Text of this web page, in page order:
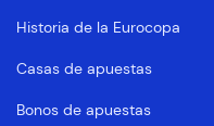
Historia de la Eurocopa
Casas de apuestas
Bonos de apuestas